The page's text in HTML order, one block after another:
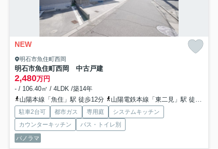
NEW
明石市魚住町西岡
明石市魚住町西岡 中古戸建
2,480万円
- / 106.40㎡ / 4LDK /築14年
山陽本線「魚住」駅 徒歩12分
山陽電鉄本線「東二見」駅 徒歩13分
駐車2台可 都市ガス 専用庭
システムキッチン
カウンターキッチン
バス・トイレ別
パノラマ